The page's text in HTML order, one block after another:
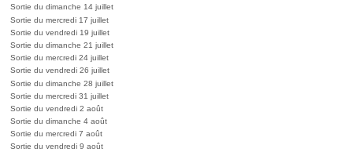
Sortie du dimanche 14 juillet
Sortie du mercredi 17 juillet
Sortie du vendredi 19 juillet
Sortie du dimanche 21 juillet
Sortie du mercredi 24 juillet
Sortie du vendredi 26 juillet
Sortie du dimanche 28 juillet
Sortie du mercredi 31 juillet
Sortie du vendredi 2 août
Sortie du dimanche 4 août
Sortie du mercredi 7 août
Sortie du vendredi 9 août